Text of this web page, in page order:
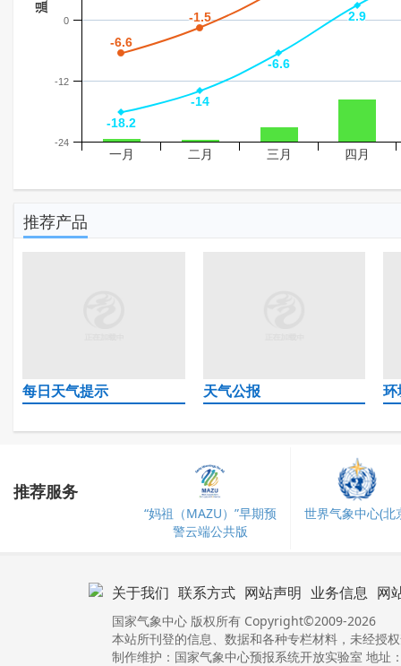
-6.6
-6.6
-1.5
-1.5
-18.2
-18.2
-14
-14
-6.6
-6.6
2.9
2.9
一月 二月 三月 四月
-24
-12
0
推荐产品
每日天气提示 天气公报
推荐服务
“妈祖（MAZU）”早期预
警云端公共版
世界气象中心(北
关于我们 联系方式 网站声明 业务信息 网
国家气象中心 版权所有 Copyright©2009-2026
本站所刊登的信息、数据和各种专栏材料，未经授
制作维护：国家气象中心预报系统开放实验室 地址